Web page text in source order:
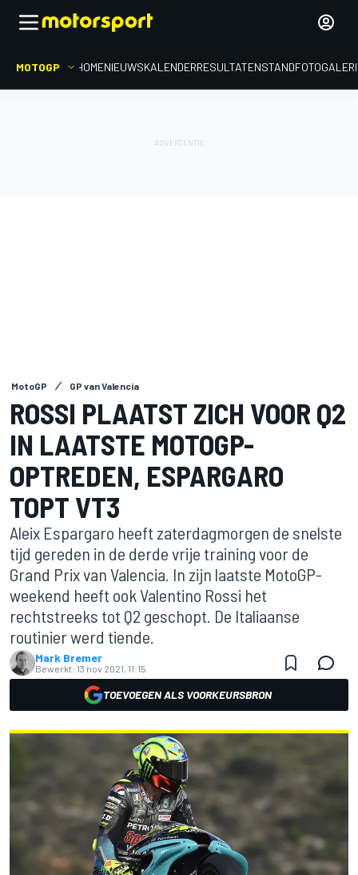
MOTOGP HOMENIEUWSKALENDERRESULTATENSTAND
MotoGP GP van Valencia
ROSSI PLAATST ZICH VOOR Q2
IN LAATSTE MOTOGP-
OPTREDEN, ESPARGARO
TOPT VT3
Aleix Espargaro heeft zaterdagmorgen de snelste
tijd gereden in de derde vrije training voor de
Grand Prix van Valencia. In zijn laatste MotoGP-
weekend heeft ook Valentino Rossi het
rechtstreeks tot Q2 geschopt. De Italiaanse
routinier werd tiende.
Mark Bremer
Bewerkt: 13 nov 2021, 11:15
TOEVOEGEN ALS VOORKEURSBRON